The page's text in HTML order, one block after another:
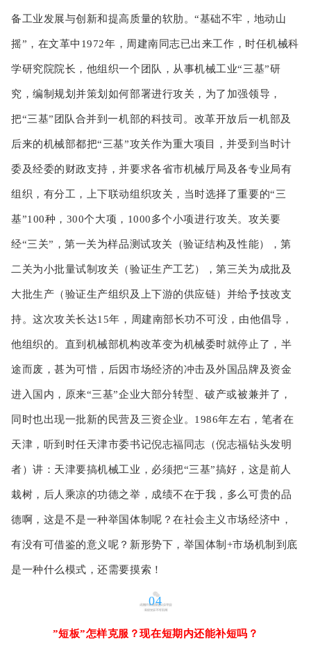
备工业发展与创新和提高质量的软肋。“基础不牢，地动山
摇”，在文革中1972年，周建南同志已出来工作，时任机械科
学研究院院长，他组织一个团队，从事机械工业“三基”研
究，编制规划并策划如何部署进行攻关，为了加强领导，
把“三基”团队合并到一机部的科技司。改革开放后一机部及
后来的机械部都把“三基”攻关作为重大项目，并受到当时计
委及经委的财政支持，并要求各省市机械厅局及各专业局有
组织，有分工，上下联动组织攻关，当时选择了重要的“三
基”100种，300个大项，1000多个小项进行攻关。攻关要
经“三关”，第一关为样品测试攻关（验证结构及性能），第
二关为小批量试制攻关（验证生产工艺），第三关为成批及
大批生产（验证生产组织及上下游的供应链）并给予技改支
持。这次攻关长达15年，周建南部长功不可没，由他倡导，
他组织的。直到机械部机构改革变为机械委时就停止了，半
途而废，甚为可惜，后因市场经济的冲击及外国品牌及资金
进入国内，原来“三基”企业大部分转型、破产或被兼并了，
同时也出现一批新的民营及三资企业。1986年左右，笔者在
天津，听到时任天津市委书记倪志福同志（倪志福钻头发明
者）讲：天津要搞机械工业，必须把“三基”搞好，这是前人
栽树，后人乘凉的功德之举，成绩不在于我，多么可贵的品
德啊，这是不是一种举国体制呢？在社会主义市场经济中，
有没有可借鉴的意义呢？新形势下，举国体制+市场机制到底
是一种什么模式，还需要摸索！
04
”短板”怎样克服？现在短期内还能补短吗？